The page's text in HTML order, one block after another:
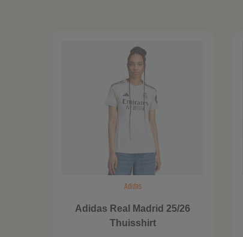
Adidas
Adidas Real Madrid 25/26
Thuisshirt